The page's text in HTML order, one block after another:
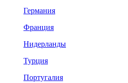
Германия
Франция
Нидерланды
Турция
Португалия